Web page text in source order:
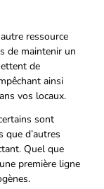
ressource
de maintenir un
de
ainsi
vos locaux.
sont
d’autres
Quel que
première ligne